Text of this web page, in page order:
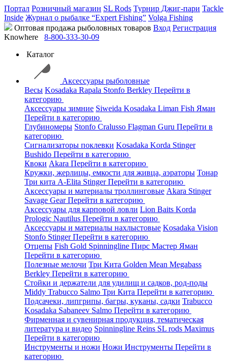
Портал Розничный магазин SL Rods Турнир Джиг-пари Tackle
Inside Журнал о рыбалке “Expert Fishing” Volga Fishing
Оптовая продажа рыболовных товаров Вход Регистрация
Knowhere
8-800-333-30-09
Каталог
Аксессуары рыболовные
Весы Kosadaka Rapala Stonfo Berkley Перейти в
категорию
Аксессуары зимние Siweida Kosadaka Liman Fish Яман
Перейти в категорию
Глубиномеры Stonfo Cralusso Flagman Guru Перейти в
категорию
Сигнализаторы поклевки Kosadaka Korda Stinger
Bushido Перейти в категорию
Квоки Akara Перейти в категорию
Кружки, жерлицы, емкости для живца, аэраторы Тонар
Три кита A-Elita StingerПерейти в категорию
Аксессуары и материалы троллинговые Akara Stinger
Savage GearПерейти в категорию
Аксессуары для карповой ловли Lion Baits Korda
Prologic Nautilus Перейти в категорию
Аксессуары и материалы нахлыстовые Kosadaka Vision
Stonfo StingerПерейти в категорию
Отцепы Fish Gold Spinningline Пирс Мастер Яман
Перейти в категорию
Полезные мелочи Три Кита Golden Mean Megabass
Berkley Перейти в категорию
Стойки и держатели для удилищ и садков, род-поды
Middy Trabucco Salmo Три Кита Перейти в категорию
Подсачеки, липгрипы, багры, куканы, садки Trabucco
Kosadaka Sabaneev Salmo Перейти в категорию
Фирменная и сувенирная продукция, тематическая
литература и видео Spinningline Reins SL rods Maximus
Перейти в категорию
Инструменты и ножи Ножи Инструменты Перейти в
категорию